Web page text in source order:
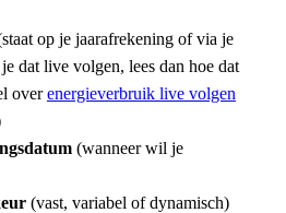
op je jaarafrekening of via je
dat live volgen, lees dan hoe dat
overenergieverbruik live volgen
(wanneer wil je
(vast, variabel of dynamisch)